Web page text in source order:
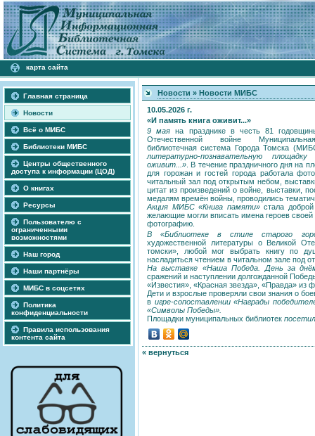
карта сайта
Главная страница
Новости
Всё о МИБС
Библиотеки МИБС
Центры общественного
доступа к информации (ЦОД)
О книгах
Ресурсы
Пользователю с
ограниченными
возможностями
Наш город
Наши партнёры
МИБС в соцсетях
Политика
конфиденциальности
Правила использования
контента сайта
Новости » Новости МИБС
10.05.2026 г.
«И память книга оживит...»
9 мая на празднике в честь 81
Отечественной войне
библиотечная система Города Томска
литературно-познавательную
оживит...» . В течение праздничного дня на
для горожан и гостей города работала
читальный зал под открытым небом,
цитат из произведений о войне, выставки,
медалям времён войны, проводились
Акция МИБС «Книга памяти»стала
желающие могли вписать имена героев
фотографию.
В «Библиотеке в стиле старого
художественной литературы о Великой
томски», любой мог выбрать книгу по
насладиться чтением в читальном зале под
На выставке «Наша Победа. День за
сражений и наступлении долгожданной
«Известия», «Красная звезда», «Правда» из
Дети и взрослые проверяли свои знания о
в игре-сопоставлении «Награды
«Символы Победы».
Площадки муниципальных библиотек
« вернуться